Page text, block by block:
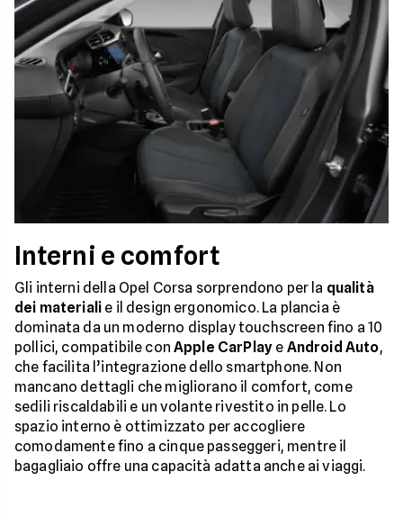
Interni e comfort
Gli interni della Opel Corsa sorprendono per la qualità
dei materiali e il design ergonomico. La plancia è
dominata da un moderno display touchscreen fino a 10
pollici, compatibile conApple CarPlay e Android Auto,
che facilita l’integrazione dello smartphone. Non
mancano dettagli che migliorano il comfort, come
sedili riscaldabili e un volante rivestito in pelle. Lo
spazio interno è ottimizzato per accogliere
comodamente fino a cinque passeggeri, mentre il
bagagliaio offre una capacità adatta anche ai viaggi.